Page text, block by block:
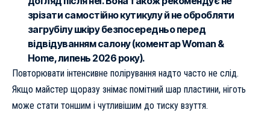
зрізати самостійно кутикулу й не обробляти
загрубілу шкіру безпосередньо перед
відвідуванням салону (коментар Woman &
Home, липень 2026 року).
Повторювати інтенсивне полірування надто часто не слід.
Якщо майстер щоразу знімає помітний шар пластини, ніготь
може стати тоншим і чутливішим до тиску взуття.